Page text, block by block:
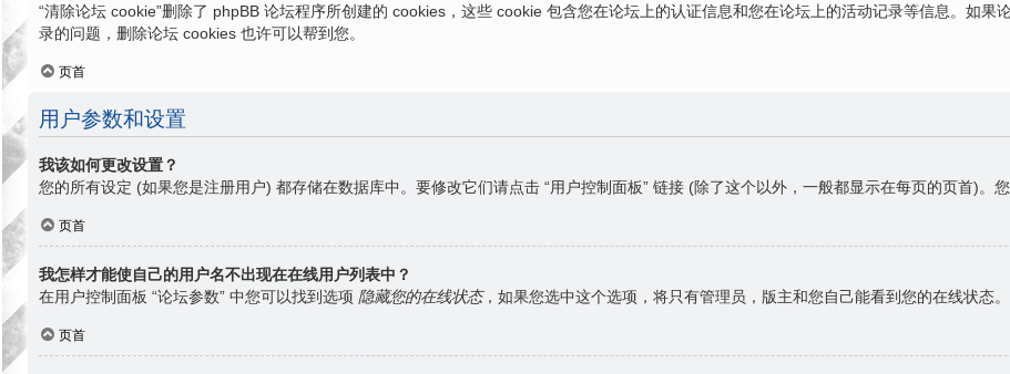
“清除论坛 cookie”删除了 phpBB 论坛程序所创建的 cookies，这些 cookie 包含您在论坛上的认证信息和您在论坛上的活动记录等信息。如
录的问题，删除论坛 cookies 也许可以帮到您。
页首
用户参数和设置
我该如何更改设置？
您的所有设定 (如果您是注册用户) 都存储在数据库中。要修改它们请点击 “用户控制面板” 链接 (除了这个以外，一般都显示在每页的页首)。
页首
我怎样才能使自己的用户名不出现在在线用户列表中？
在用户控制面板 “论坛参数” 中您可以找到选项 隐藏您的在线状态，如果您选中这个选项，将只有管理员，版主和您自己能看到您的在线状态。
页首